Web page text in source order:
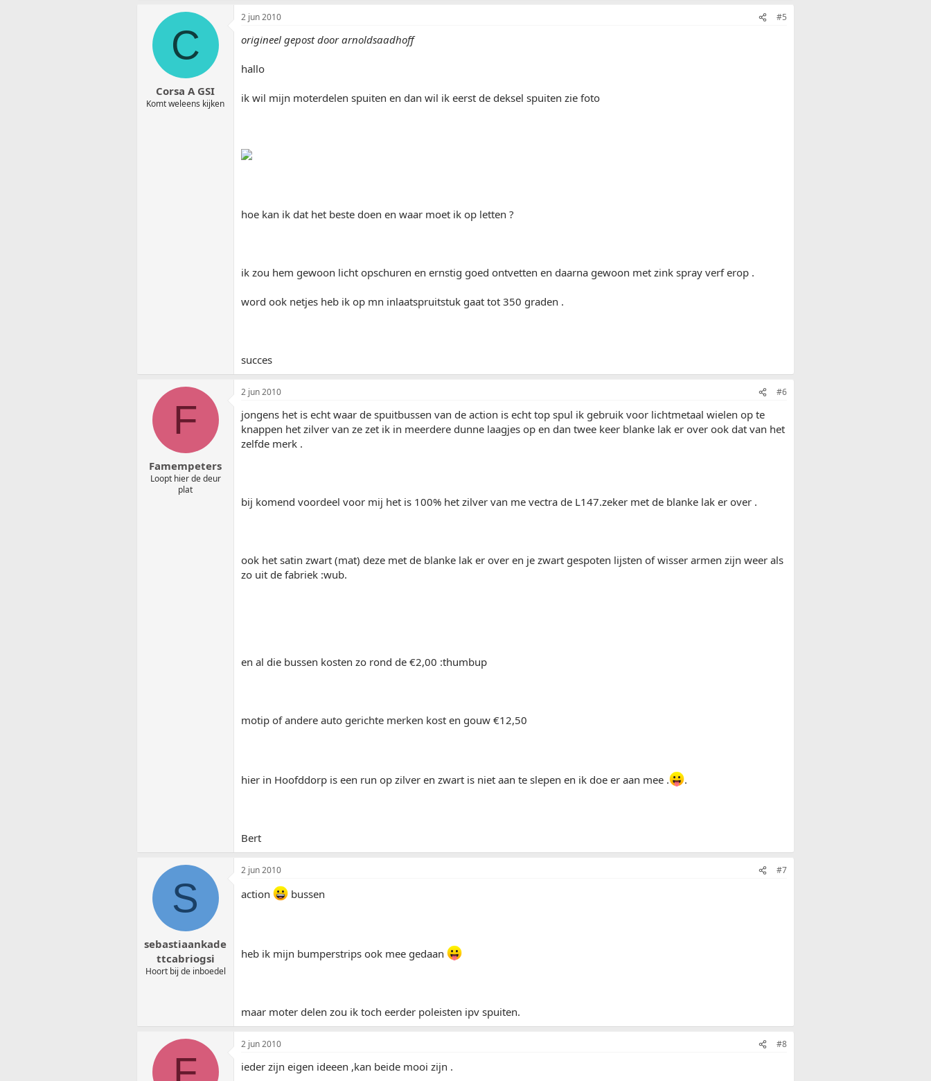
C
Corsa A GSI
Komt weleens kijken
2 jun 2010 #5
origineel gepost door arnoldsaadhoff
hallo
ik wil mijn moterdelen spuiten en dan wil ik eerst de deksel spuiten zie foto
hoe kan ik dat het beste doen en waar moet ik op letten ?
ik zou hem gewoon licht opschuren en ernstig goed ontvetten en daarna gewoon met zink spray verf erop .
word ook netjes heb ik op mn inlaatspruitstuk gaat tot 350 graden .
succes
F
Famempeters
Loopt hier de deur
plat
2 jun 2010 #6
jongens het is echt waar de spuitbussen van de action is echt top spul ik gebruik voor lichtmetaal wielen op te
knappen het zilver van ze zet ik in meerdere dunne laagjes op en dan twee keer blanke lak er over ook dat van het
zelfde merk .
bij komend voordeel voor mij het is 100% het zilver van me vectra de L147.zeker met de blanke lak er over .
ook het satin zwart (mat) deze met de blanke lak er over en je zwart gespoten lijsten of wisser armen zijn weer als
zo uit de fabriek :wub.
en al die bussen kosten zo rond de €2,00 :thumbup
motip of andere auto gerichte merken kost en gouw €12,50
hier in Hoofddorp is een run op zilver en zwart is niet aan te slepen en ik doe er aan mee . .
Bert
S
sebastiaankade
ttcabriogsi
Hoort bij de inboedel
2 jun 2010 #7
action bussen
heb ik mijn bumperstrips ook mee gedaan
maar moter delen zou ik toch eerder poleisten ipv spuiten.
F
2 jun 2010 #8
ieder zijn eigen ideeen ,kan beide mooi zijn .